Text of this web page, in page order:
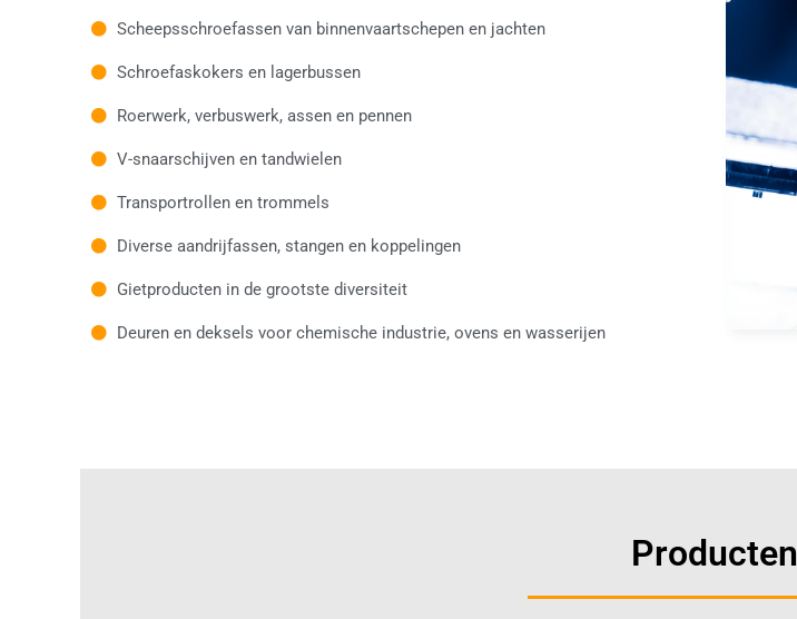
Scheepsschroefassen van binnenvaartschepen en jachten
Schroefaskokers en lagerbussen
Roerwerk, verbuswerk, assen en pennen
V-snaarschijven en tandwielen
Transportrollen en trommels
Diverse aandrijfassen, stangen en koppelingen
Gietproducten in de grootste diversiteit
Deuren en deksels voor chemische industrie, ovens en wasserijen
Producten